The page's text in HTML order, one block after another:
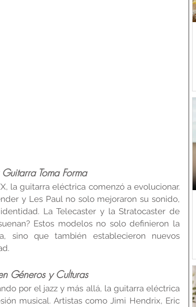
Toma Forma
la guitarra eléctrica comenzó a evolucionar.
y Les Paul no solo mejoraron su sonido,
La Telecaster y la Stratocaster de
Estos modelos no solo definieron la
sino que también establecieron nuevos
Géneros y Culturas
por el jazz y más allá, la guitarra eléctrica
musical. Artistas como Jimi Hendrix, Eric